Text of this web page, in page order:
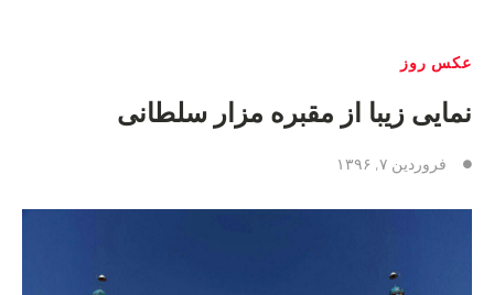
عکس روز
نمایی زیبا از مقبره مزار سلطانی
فروردین ۷, ۱۳۹۶